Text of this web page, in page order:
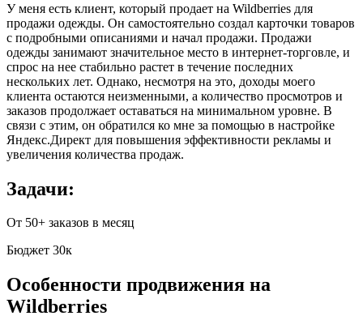
У меня есть клиент, который продает на Wildberries для
продажи одежды. Он самостоятельно создал карточки товаров
с подробными описаниями и начал продажи. Продажи
одежды занимают значительное место в интернет-торговле, и
спрос на нее стабильно растет в течение последних
нескольких лет. Однако, несмотря на это, доходы моего
клиента остаются неизменными, а количество просмотров и
заказов продолжает оставаться на минимальном уровне. В
связи с этим, он обратился ко мне за помощью в настройке
Яндекс.Директ для повышения эффективности рекламы и
увеличения количества продаж.
Задачи:
От 50+ заказов в месяц
Бюджет 30к
Особенности продвижения на
Wildberries